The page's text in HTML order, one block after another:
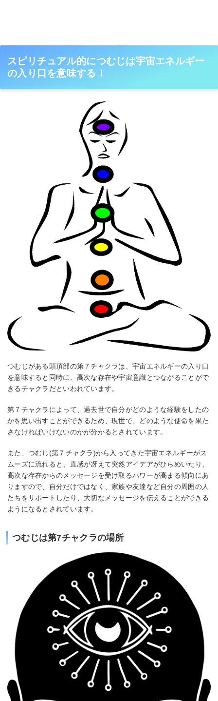
スピリチュアル的につむじは宇宙エネルギー
の入り口を意味する！
つむじがある頭頂部の第７チャクラは、宇宙エネルギーの入り口
を意味すると同時に、高次な存在や宇宙意識とつながることがで
きるチャクラだといわれています。
第７チャクラによって、過去世で自分がどのような経験をしたの
かを思い出すことができるため、現世で、どのような使命を果た
さなければいけないのかが分かるとされています。
また、つむじ(第７チャクラ)から入ってきた宇宙エネルギーがス
ムーズに流れると、直感が冴えて突然アイデアがひらめいたり、
高次な存在からのメッセージを受け取るパワーが高まる傾向にあ
りますので、自分だけではなく、家族や友達など自分の周囲の人
たちをサポートしたり、大切なメッセージを伝えることができる
ようになるとされています。
つむじは第7チャクラの場所